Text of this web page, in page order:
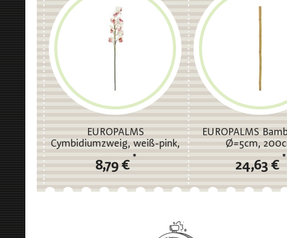
EUROPALMS
Cymbidiumzweig, weiß-pink,
8,79 €
*
EUROPALMS
Ø=5cm,
24,63 €
*